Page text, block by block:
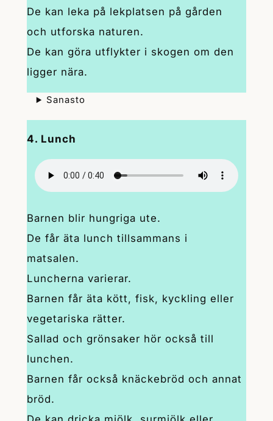
De kan leka på lekplatsen på gården
och utforska naturen.
De kan göra utflykter i skogen om den
ligger nära.
Sanasto
4. Lunch
Barnen blir hungriga ute.
De får äta lunch tillsammans i
matsalen.
Luncherna varierar.
Barnen får äta kött, fisk, kyckling eller
vegetariska rätter.
Sallad och grönsaker hör också till
lunchen.
Barnen får också knäckebröd och annat
bröd.